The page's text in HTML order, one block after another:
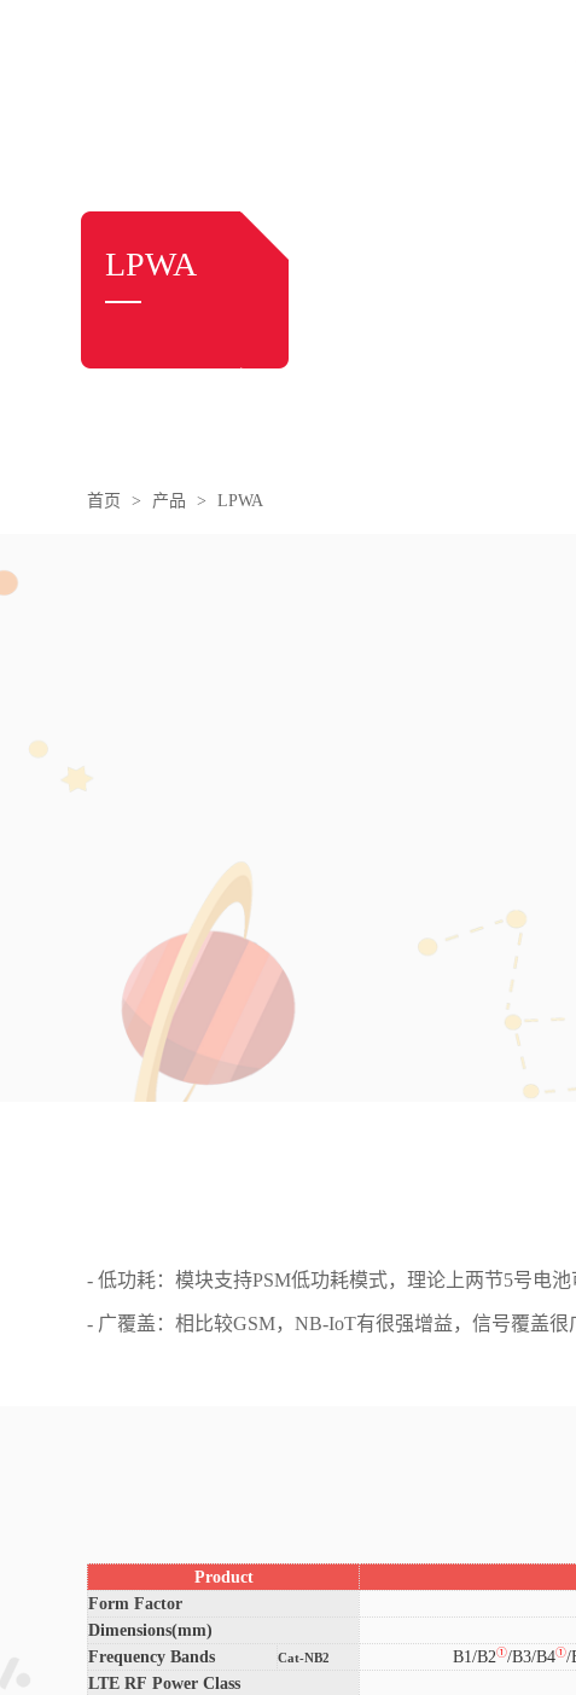
LPWA
首页 > 产品 > LPWA
- 低功耗：模块支持PSM低功耗模式，理论上两节5号电池
- 广覆盖：相比较GSM，NB-IoT有很强增益，信号覆盖
Product
Form Factor
Dimensions(mm)
Frequency Bands
Cat-NB2 B1/B2①/B3/B4①/
LTE RF Power Class